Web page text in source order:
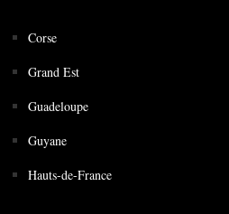
Corse
Grand Est
Guadeloupe
Guyane
Hauts-de-France